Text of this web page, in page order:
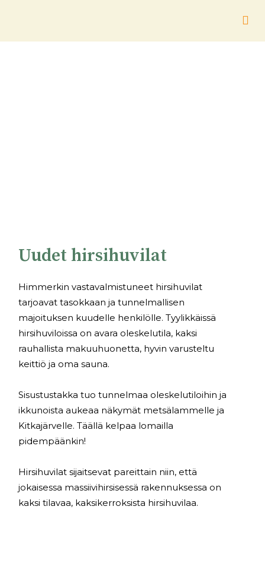
Uudet hirsihuvilat
Himmerkin vastavalmistuneet hirsihuvilat
tarjoavat tasokkaan ja tunnelmallisen
majoituksen kuudelle henkilölle. Tyylikkäissä
hirsihuviloissa on avara oleskelutila, kaksi
rauhallista makuuhuonetta, hyvin varusteltu
keittiö ja oma sauna.
Sisustustakka tuo tunnelmaa oleskelutiloihin ja
ikkunoista aukeaa näkymät metsälammelle ja
Kitkajärvelle. Täällä kelpaa lomailla
pidempäänkin!
Hirsihuvilat sijaitsevat pareittain niin, että
jokaisessa massiivihirsisessä rakennuksessa on
kaksi tilavaa, kaksikerroksista hirsihuvilaa.